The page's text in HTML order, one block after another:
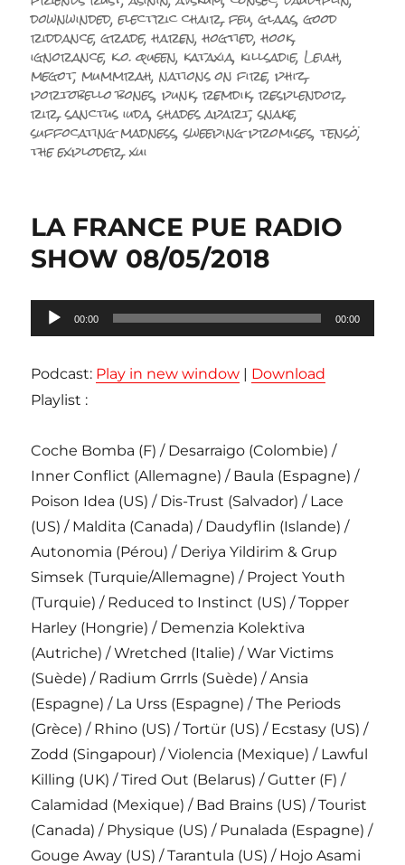
downwinded,electric chair,feu,glaas,good
riddance,grade,haren,hogtied,hook,
ignorance, k.o. queen, kataxia, killsadie, Leiah,
megot,mummrah,nations on fire,phiz,
portobello bones,punk,remdik,resplendor,
rir,sanctus iuda,shades apart,snake,
suffocating madness,sweeping promises,tensö,
the exploder,xui
LA FRANCE PUE RADIO
SHOW 08/05/2018
Lecteur
audio
00:00 00:00
Podcast: Play in new window | Download
Playlist :
Coche Bomba (F) / Desarraigo (Colombie) /
Inner Conflict (Allemagne) / Baula (Espagne) /
Poison Idea (US) / Dis-Trust (Salvador) / Lace
(US) / Maldita (Canada) / Daudyflin (Islande) /
Autonomia (Pérou) / Deriya Yildirim & Grup
Simsek (Turquie/Allemagne) / Project Youth
(Turquie) / Reduced to Instinct (US) / Topper
Harley (Hongrie) / Demenzia Kolektiva
(Autriche) / Wretched (Italie) / War Victims
(Suède) / Radium Grrrls (Suède) / Ansia
(Espagne) / La Urss (Espagne) / The Periods
(Grèce) / Rhino (US) / Tortür (US) / Ecstasy (US) /
Zodd (Singapour) / Violencia (Mexique) / Lawful
Killing (UK) / Tired Out (Belarus) / Gutter (F) /
Calamidad (Mexique) / Bad Brains (US) / Tourist
(Canada) / Physique (US) / Punalada (Espagne) /
Gouge Away (US) / Tarantula (US) / Hojo Asami